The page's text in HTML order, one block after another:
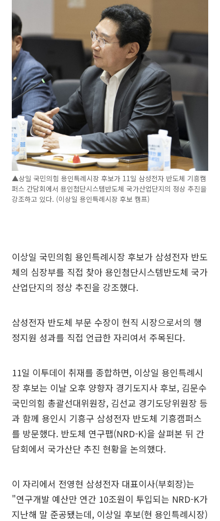
▲상일 국민의힘 용인특례시장 후보가 11일 삼성전자 반도체 기흥캠
퍼스 간담회에서 용인첨단시스템반도체 국가산업단지의 정상 추진을
강조하고 있다. (이상일 용인특례시장 후보 캠프)
이상일 국민의힘 용인특례시장 후보가 삼성전자 반도
체의 심장부를 직접 찾아 용인첨단시스템반도체 국가
산업단지의 정상 추진을 강조했다.
삼성전자 반도체 부문 수장이 현직 시장으로서의 행
정지원 성과를 직접 언급한 자리여서 주목된다.
11일 이투데이 취재를 종합하면, 이상일 용인특례시
장 후보는 이날 오후 양향자 경기도지사 후보, 김문수
국민의힘 총괄선대위원장, 김선교 경기도당위원장 등
과 함께 용인시 기흥구 삼성전자 반도체 기흥캠퍼스
를 방문했다. 반도체 연구팹(NRD-K)을 살펴본 뒤 간
담회에서 국가산단 추진 현황을 논의했다.
이 자리에서 전영현 삼성전자 대표이사(부회장)는
"연구개발 예산만 연간 10조원이 투입되는 NRD-K가
지난해 말 준공됐는데, 이상일 후보(현 용인특례시장)